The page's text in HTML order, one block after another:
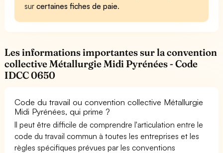
surcertaines fiches de paie.
Les informations importantes sur la convention
collective Métallurgie Midi Pyrénées - Code
IDCC 0650
Code du travail ou convention collective Métallurgie
Midi Pyrénées, qui prime ?
Il peut être difficile de comprendre l'articulation entre le
code du travail commun à toutes les entreprises et les
règles spécifiques prévues par les conventions